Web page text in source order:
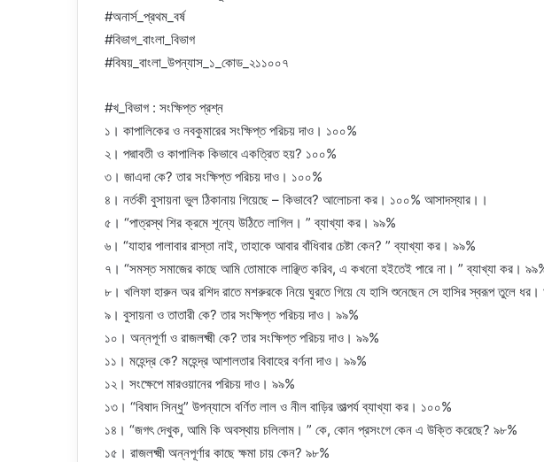
#অনার্স_প্রথম_বর্ষ
#বিভাগ_বাংলা_বিভাগ
#বিষয়_বাংলা_উপন্যাস_১_কোড_২১১০০৭
#খ_বিভাগ : সংক্ষিপ্ত প্রশ্ন
১। কাপালিকের ও নবকুমারের সংক্ষিপ্ত পরিচয় দাও। ১০০%
২। পদ্মাবতী ও কাপালিক কিভাবে একত্রিত হয়? ১০০%
৩। জাএদা কে? তার সংক্ষিপ্ত পরিচয় দাও। ১০০%
৪। নর্তকী বুসায়না ভুল ঠিকানায় গিয়েছে – কিভাবে? আলোচনা কর। ১০০% আসাদস্যার।।
৫। “পাত্রস্থ শির ক্রমে শূন্যে উঠিতে লাগিল। ” ব্যাখ্যা কর। ৯৯%
৬। “যাহার পালাবার রাস্তা নাই, তাহাকে আবার বাঁধিবার চেষ্টা কেন? ” ব্যাখ্যা কর। ৯৯%
৭। “সমস্ত সমাজের কাছে আমি তোমাকে লাঞ্ছিত করিব, এ কখনো হইতেই পারে না। ” ব্যাখ্যা কর।
৮। খলিফা হারুন অর রশিদ রাতে মশরুরকে নিয়ে ঘুরতে গিয়ে যে হাসি শুনেছেন সে হাসির স্বরূপ তুলে
৯। বুসায়না ও তাতারী কে? তার সংক্ষিপ্ত পরিচয় দাও। ৯৯%
১০। অন্নপূর্ণা ও রাজলক্ষ্মী কে? তার সংক্ষিপ্ত পরিচয় দাও। ৯৯%
১১। মহেন্দ্র কে? মহেন্দ্র আশালতার বিবাহের বর্ণনা দাও। ৯৯%
১২। সংক্ষেপে মারওয়ানের পরিচয় দাও। ৯৯%
১৩। “বিষাদ সিন্ধু” উপন্যাসে বর্ণিত লাল ও নীল বাড়ির তাত্পর্য ব্যাখ্যা কর। ১০০%
১৪। “জগৎ দেখুক, আমি কি অবস্থায় চলিলাম। ” কে, কোন প্রসংগে কেন এ উক্তি করেছে? ৯৮%
১৫। রাজলক্ষ্মী অন্নপূর্ণার কাছে ক্ষমা চায় কেন? ৯৮%